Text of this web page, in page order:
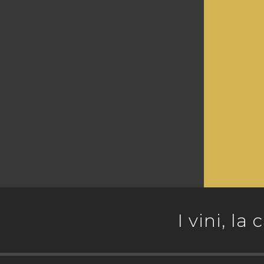
BIO ,
I vini, la